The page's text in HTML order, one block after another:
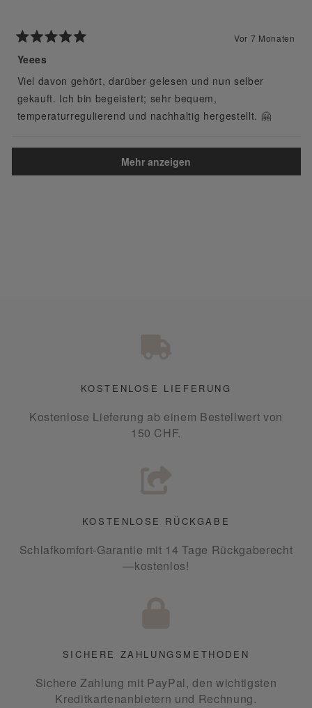
5
von
5
Sternen
bewertet
Vor 7 Monaten
Yeees
Viel davon gehört, darüber gelesen und nun selber
gekauft. Ich bin begeistert; sehr bequem,
temperaturregulierend und nachhaltig hergestellt. 🤗
Wird geladen...
Mehr anzeigen
KOSTENLOSE LIEFERUNG
Kostenlose Lieferung ab einem Bestellwert von
150 CHF.
KOSTENLOSE RÜCKGABE
Schlafkomfort-Garantie mit 14 Tage Rückgaberecht
—kostenlos!
SICHERE ZAHLUNGSMETHODEN
Sichere Zahlung mit PayPal, den wichtigsten
Kreditkartenanbietern und Rechnung.